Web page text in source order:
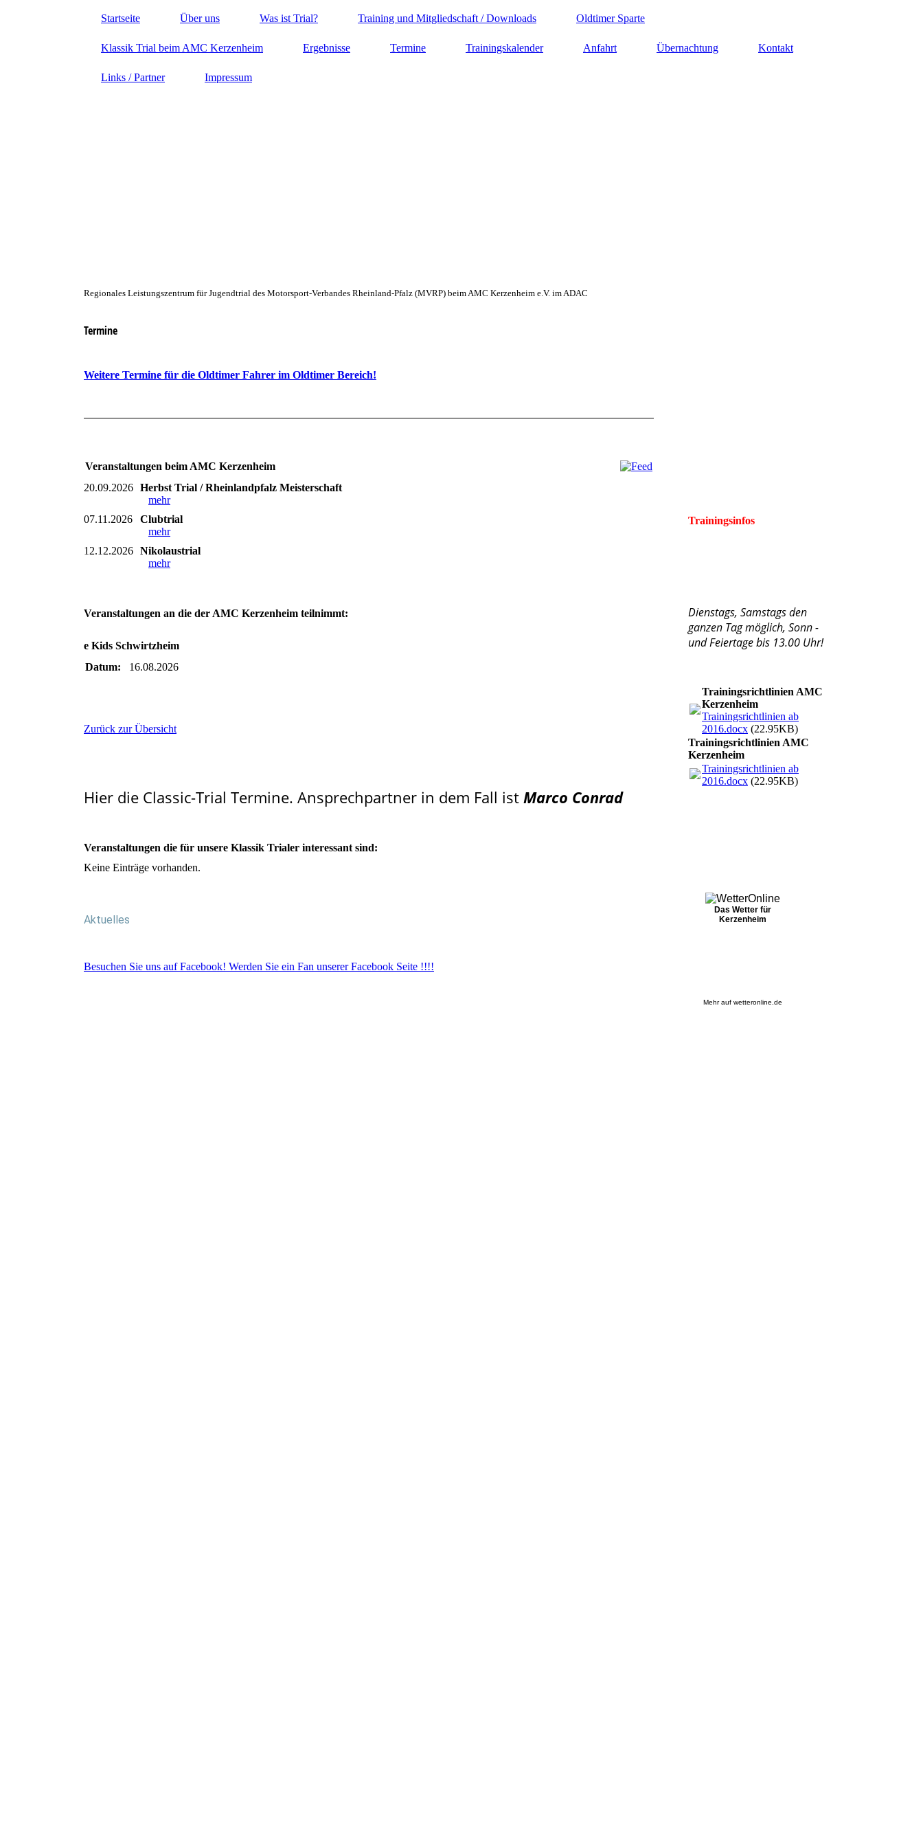
Startseite Über uns Was ist Trial? Training und Mitgliedschaft / Downloads Oldtimer Sparte
Klassik Trial beim AMC Kerzenheim Ergebnisse Termine Trainingskalender Anfahrt Übernachtung Kontakt
Links / Partner Impressum
Regionales Leistungszentrum für Jugendtrial des Motorsport-Verbandes Rheinland-Pfalz (MVRP) beim AMC Kerzenheim e.V. im ADAC
Termine
Weitere Termine für die Oldtimer Fahrer im Oldtimer Bereich!
Veranstaltungen beim AMC Kerzenheim
20.09.2026 Herbst Trial / Rheinlandpfalz Meisterschaft
mehr
07.11.2026
Clubtrial
mehr
12.12.2026 Nikolaustrial
mehr
Veranstaltungen an die der AMC Kerzenheim teilnimmt:
e Kids Schwirtzheim
Datum:
16.08.2026
Zurück zur Übersicht
Hier die Classic-Trial Termine. Ansprechpartner in dem Fall ist Marco Conrad
Veranstaltungen die für unsere Klassik Trialer interessant sind:
Keine Einträge vorhanden.
Aktuelles
Besuchen Sie uns auf Facebook! Werden Sie ein Fan unserer Facebook Seite !!!!
Trainingsinfos
Dienstags, Samstags den
ganzen Tag möglich, Sonn -
und Feiertage bis 13.00 Uhr!
Trainingsrichtlinien AMC
Kerzenheim
Trainingsrichtlinien ab
2016.docx (22.95KB)
Trainingsrichtlinien AMC
Kerzenheim
Trainingsrichtlinien ab
2016.docx (22.95KB)